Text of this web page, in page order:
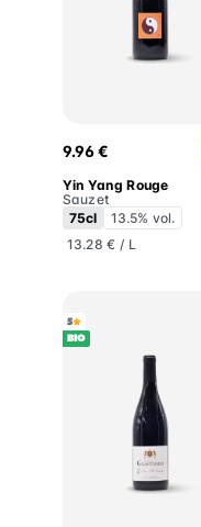
9.96 €
Yin Yang Rouge
Sauzet
75cl
13.5% vol.
13.28 € / L
5
BIO